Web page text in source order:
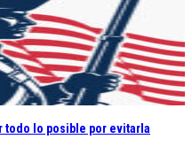
todo lo posible por evitarla